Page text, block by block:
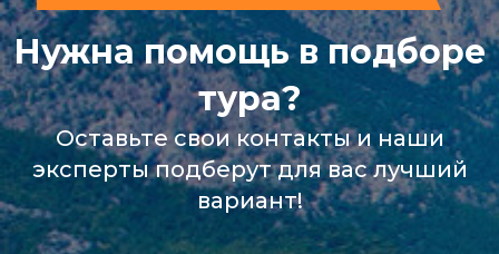
Нужна помощь в подборе
тура?
Оставьте свои контакты и наши
эксперты подберут для вас лучший
вариант!